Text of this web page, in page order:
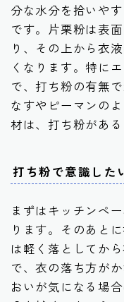
分な水分を拾いや
です。片栗粉は表
り、その上から衣
くなります。特に
で、打ち粉の有無
なすやピーマンの
材は、打ち粉があ
打ち粉で意識した
まずはキッチンペ
ります。そのあと
は軽く落としてか
で、衣の落ち方が
おいが気になる場